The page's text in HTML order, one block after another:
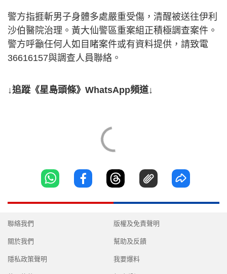
警方指捱斬男子身體多處嚴重受傷，清醒被送往伊利
沙伯醫院治理。黃大仙警區重案組正積極調查案件。
警方呼籲任何人如目睹案件或有資料提供，請致電
36616157與調查人員聯絡。
↓追蹤《星島頭條》WhatsApp頻道↓
聯絡我們
關於我們
隱私政策聲明
版權及免責聲明
幫助及反饋
我要爆料